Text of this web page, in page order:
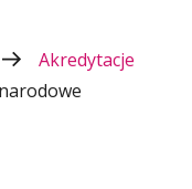
Akredytacje